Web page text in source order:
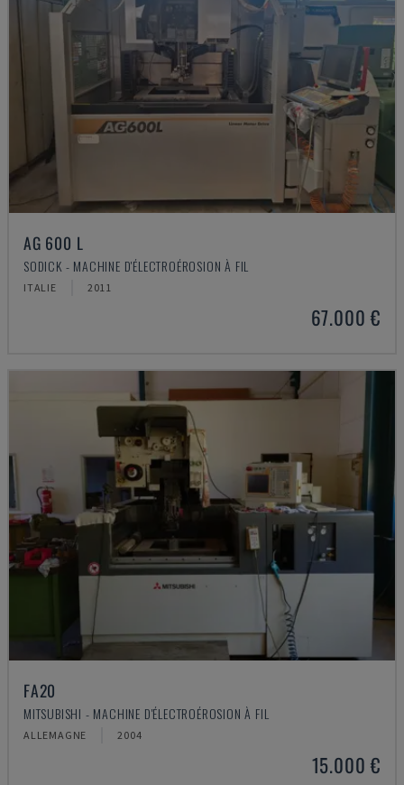
AG 600 L
SODICK - MACHINE D'ÉLECTROÉROSION À FIL
ITALIE 2011
67.000 €
FA20
MITSUBISHI - MACHINE D'ÉLECTROÉROSION À FIL
ALLEMAGNE 2004
15.000 €